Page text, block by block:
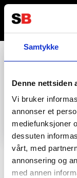
Samtykke
Denne nettsiden
Vi bruker
annonser et
mediefunksjoner
dessuten
vårt, med
annonsering og
med annen